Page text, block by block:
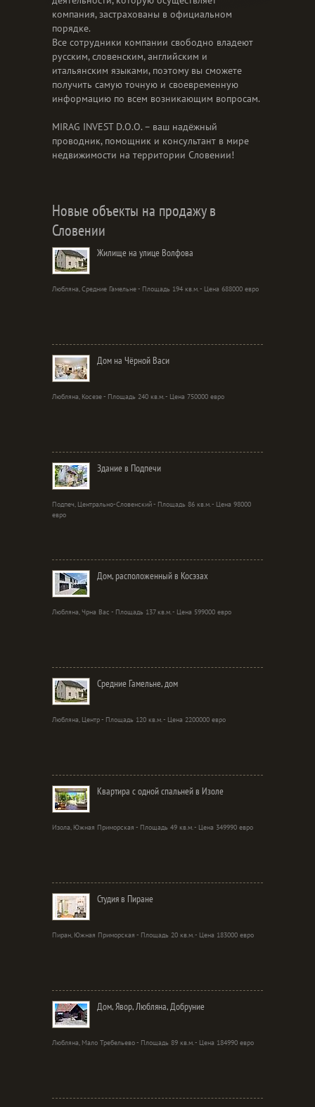
компания, застрахованы в официальном
порядке.
Все сотрудники компании свободно владеют
русским, словенским, английским и
итальянским языками, поэтому вы сможете
получить самую точную и своевременную
информацию по всем возникающим вопросам.
MIRAG INVEST D.O.O. – ваш надёжный
проводник, помощник и консультант в мире
недвижимости на территории Словении!
Новые объекты на продажу в
Словении
Жилище на улице Волфова
Любляна, Средние Гамельне - Площадь 194 кв.м. - Цена 688000 евро
Дом на Чёрной Васи
Любляна, Косезе - Площадь 240 кв.м. - Цена 750000 евро
Здание в Подпечи
Подпеч, Центрально-Словенский - Площадь 86 кв.м. - Цена 98000
евро
Дом, расположенный в Косэзах
Любляна, Чрна Вас - Площадь 137 кв.м. - Цена 599000 евро
Средние Гамельне, дом
Любляна, Центр - Площадь 120 кв.м. - Цена 2200000 евро
Квартира с одной спальней в Изоле
Изола, Южная Приморская - Площадь 49 кв.м. - Цена 349990 евро
Студия в Пиране
Пиран, Южная Приморская - Площадь 20 кв.м. - Цена 183000 евро
Дом, Явор, Любляна, Добруние
Любляна, Мало Требельево - Площадь 89 кв.м. - Цена 184990 евро